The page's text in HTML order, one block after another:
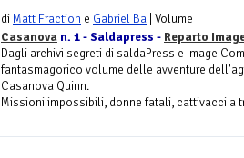
di Matt Fraction e Gabriel Ba | Volume
Casanova n. 1 - Saldapress - Reparto
Dagli archivi segreti di saldaPress e Image
fantasmagorico volume delle avventure
Casanova Quinn.
Missioni impossibili, donne fatali, cattivacci a